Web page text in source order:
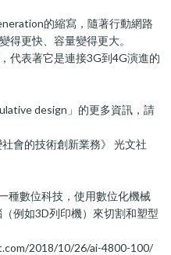
的縮寫，隨著行動網路
得更快、容量變得更大。
代表著它是連接3G到4G演進的
design」的更多資訊，請
會的技術創新業務》 光文社
種數位科技，使用數位化機械
例如3D列印機）來切割和塑型
2018/10/26/ai-4800-100/